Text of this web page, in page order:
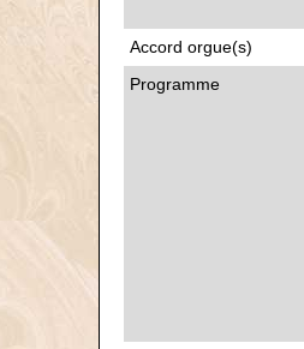
Accord orgue(s)
Programme